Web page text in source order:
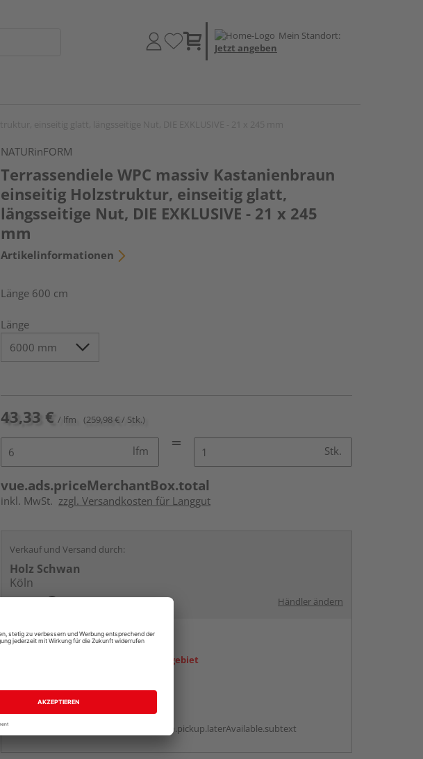
Mein Standort:
Jetzt angeben
NATURinFORM
Terrassendiele WPC massiv Kastanienbraun
einseitig Holzstruktur, einseitig glatt,
längsseitige Nut, DIE EXKLUSIVE - 21 x 245
mm
Artikelinformationen
Länge 600 cm
Länge
43,33 € / lfm (259,98 € / Stk.)
lfm Stk.
vue.ads.priceMerchantBox.total
inkl. MwSt. zzgl. Versandkosten für Langgut
Verkauf und Versand durch:
Holz Schwan
Köln
Services Kontakt Händler ändern
Online bestellen
Ihr Standort ist nicht im Liefergebiet
Beim Händler abholen
Auf Vorbestellung:
vue.ads.priceMerchantBox.option.pickup.laterAvailable.subtext